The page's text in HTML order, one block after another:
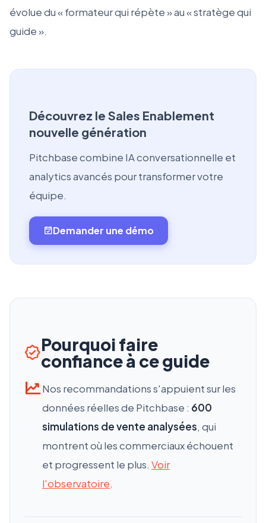
évolue du « formateur qui répète » au « stratège qui
guide ».
Découvrez le Sales Enablement
nouvelle génération
Pitchbase combine IA conversationnelle et
analytics avancés pour transformer votre
équipe.
Demander une démo
Pourquoi faire
confiance à ce guide
Nos recommandations s'appuient sur les
données réelles de Pitchbase : 600
simulations de vente analysées, qui
montrent où les commerciaux échouent
et progressent le plus. Voir
l'observatoire.